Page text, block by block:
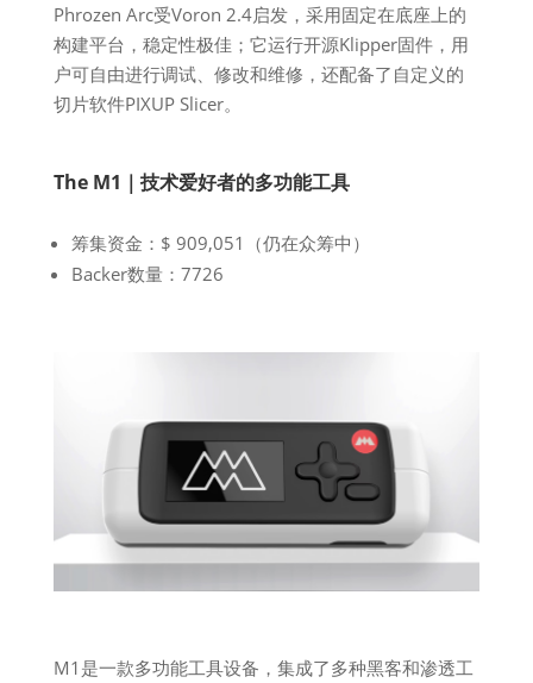
Phrozen Arc受Voron 2.4启发，采用固定在底座上的
构建平台，稳定性极佳；它运行开源Klipper固件，用
户可自由进行调试、修改和维修，还配备了自定义的
切片软件PIXUP Slicer。
The M1｜技术爱好者的多功能工具
筹集资金：$ 909,051（仍在众筹中）
Backer数量：7726
M1是一款多功能工具设备，集成了多种黑客和渗透工